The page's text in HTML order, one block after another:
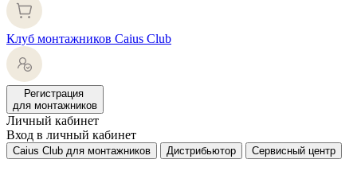
Клуб монтажников Caius Club
Регистрация
для монтажников
Личный кабинет
Вход в личный кабинет
Caius Club для монтажников Дистрибьютор Сервисный центр